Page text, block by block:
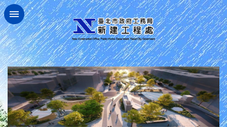
跳到主要內容區塊